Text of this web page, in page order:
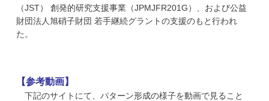
（JST） 創発的研究支援事業（JPMJFR201G）、および公益
財団法人旭硝子財団 若手継続グラントの支援のもと行われ
た。
【参考動画】
下記のサイトにて、パターン形成の様子を動画で見ること